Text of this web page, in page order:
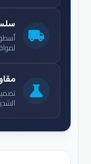
local_shipping
science